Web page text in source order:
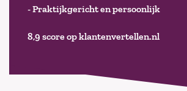
- Praktijkgericht en persoonlijk
8,9 score op klantenvertellen.nl